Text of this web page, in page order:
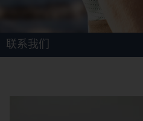
联系我们